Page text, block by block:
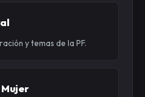
y temas de la PF.